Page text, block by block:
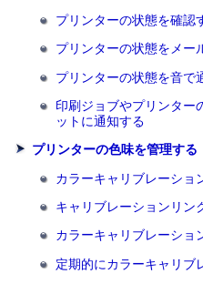
プリンターの状態を確認
プリンターの状態をメー
プリンターの状態を音で
印刷ジョブやプリンター
ットに通知する
プリンターの色味を管理する
カラーキャリブレーショ
キャリブレーションリン
カラーキャリブレーショ
定期的にカラーキャリブ